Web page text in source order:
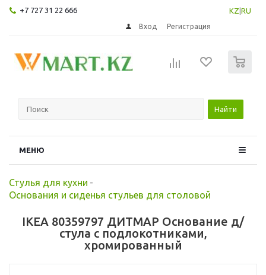
+7 727 31 22 666 KZ RU
Вход Регистрация
Найти
МЕНЮ
Стулья для кухни -
Основания и сиденья стульев для столовой
IKEA 80359797 ДИТМАР Основание д/
стула с подлокотниками,
хромированный